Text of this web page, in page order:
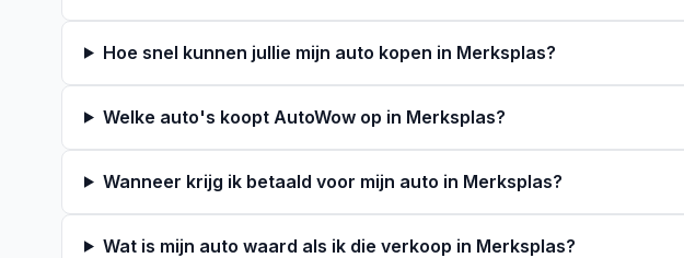
Hoe snel kunnen jullie mijn auto kopen in Merksplas?
Welke auto's koopt AutoWow op in Merksplas?
Wanneer krijg ik betaald voor mijn auto in Merksplas?
Wat is mijn auto waard als ik die verkoop in Merksplas?